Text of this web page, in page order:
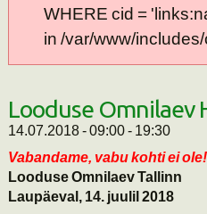
WHERE cid =
in /var/www/
Looduse Omnilaev
14.07.2018 -09:00- 19:30
Vabandame, vabu kohti ei ole!
Looduse Omnilaev Tallinn
Laupäeval, 14. juulil 2018